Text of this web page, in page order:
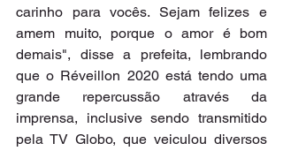
carinho para vocês. Sejam felizes e
amem muito, porque o amor é bom
demais", disse a prefeita, lembrando
que o Réveillon 2020 está tendo uma
grande repercussão através da
imprensa, inclusive sendo transmitido
pela TV Globo, que veiculou diversos